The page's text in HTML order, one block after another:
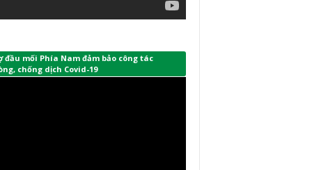
đầu mối Phía Nam đảm bảo công tác
chống dịch Covid-19